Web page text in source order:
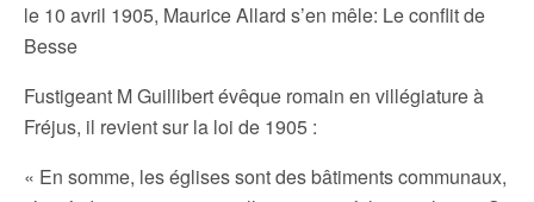
le 10 avril 1905, Maurice Allard s’en mêle: Le conflit de
Besse
Fustigeant M Guillibert évêque romain en villégiature à
Fréjus, il revient sur la loi de 1905 :
« En somme, les églises sont des bâtiments communaux,